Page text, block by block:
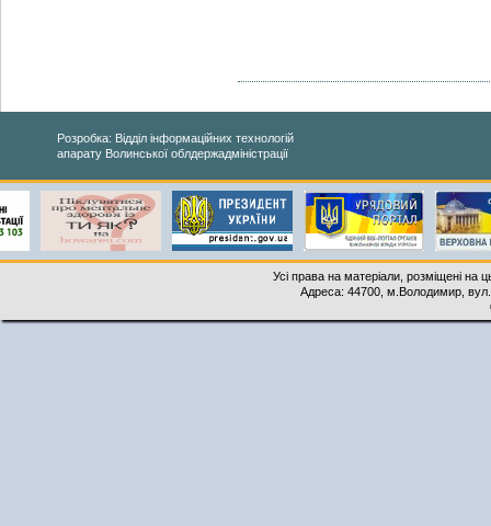
Розробка: Відділ інформаційних технологій
апарату Волинської облдержадміністрації
Усі права на матеріали, розміщені на
Адреса: 44700, м.Володимир,